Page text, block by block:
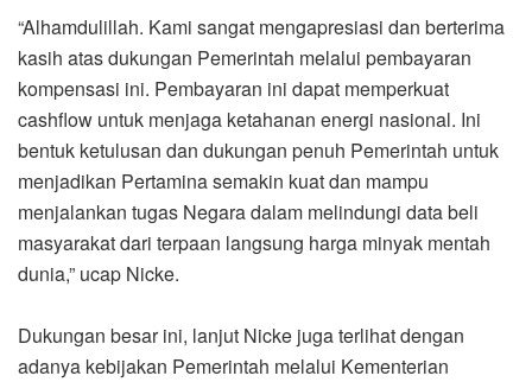
“Alhamdulillah. Kami sangat mengapresiasi dan berterima
kasih atas dukungan Pemerintah melalui pembayaran
kompensasi ini. Pembayaran ini dapat memperkuat
cashflow untuk menjaga ketahanan energi nasional. Ini
bentuk ketulusan dan dukungan penuh Pemerintah untuk
menjadikan Pertamina semakin kuat dan mampu
menjalankan tugas Negara dalam melindungi data beli
masyarakat dari terpaan langsung harga minyak mentah
dunia,” ucap Nicke.
Dukungan besar ini, lanjut Nicke juga terlihat dengan
adanya kebijakan Pemerintah melalui Kementerian